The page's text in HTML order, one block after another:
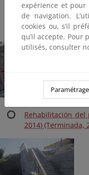
Obras de
por los
Canas (Plan
Rehabilitación del
2014) (Terminada,
expérience et
de navigation.
cookies ou, s’il
qu’il accepte. Pour
utilisés, consulter